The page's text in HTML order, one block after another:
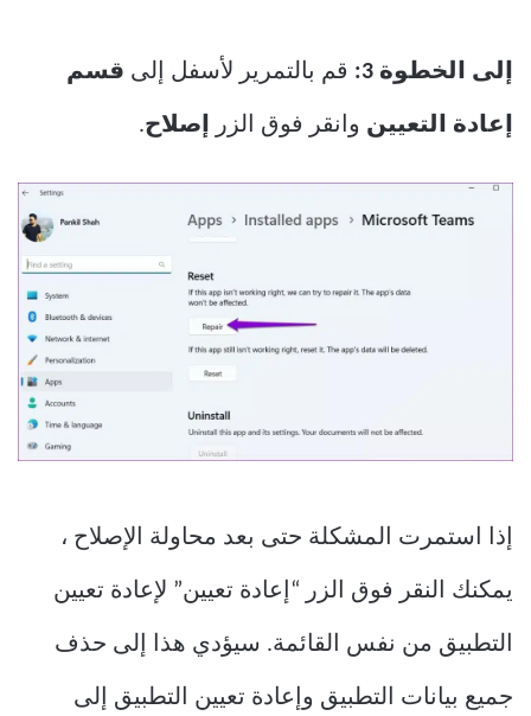
إلى الخطوة 3: قم بالتمرير لأسفل إلى قسم
إعادة التعيين وانقر فوق الزر إصلاح.
إذا استمرت المشكلة حتى بعد محاولة الإصلاح ،
يمكنك النقر فوق الزر “إعادة تعيين” لإعادة تعيين
التطبيق من نفس القائمة. سيؤدي هذا إلى حذف
جميع بيانات التطبيق وإعادة تعيين التطبيق إلى